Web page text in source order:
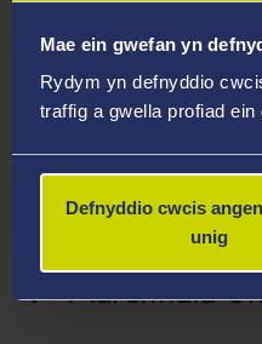
Mae ein gwefan yn
Rydym yn defnyddio
traffig a gwella profiad ein
Defnyddio cwcis
unig
Sut bydd
Beth yw ein
Marchnata